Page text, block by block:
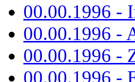
00.00.1996 -
00.00.1996 -
00.00.1996 -
00.00.1996 -